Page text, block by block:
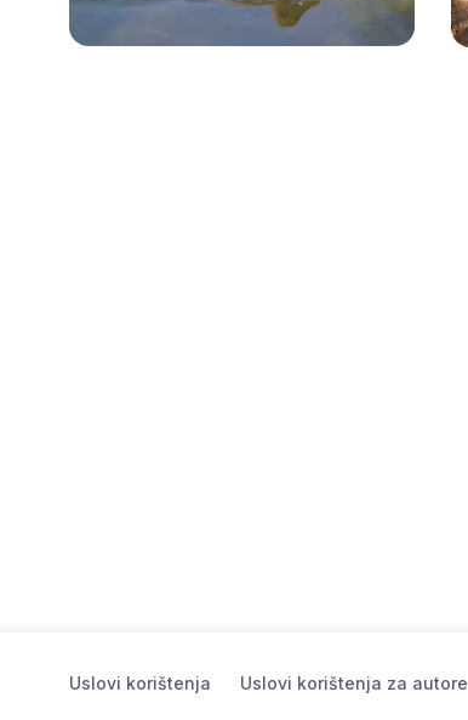
Uslovi korištenja Uslovi korištenja za autore